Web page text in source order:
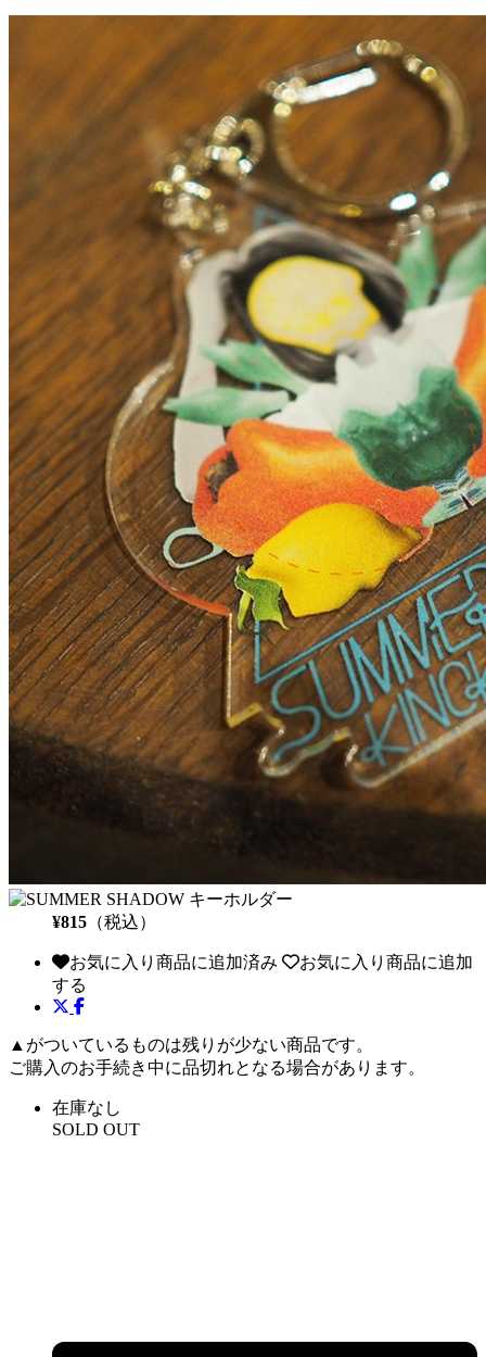
¥815 （税込）
お気に入り商品に追加済み
お気に入り商品に追加
する
▲がついているものは残りが少ない商品です。
ご購入のお手続き中に品切れとなる場合があります。
在庫なし
SOLD OUT